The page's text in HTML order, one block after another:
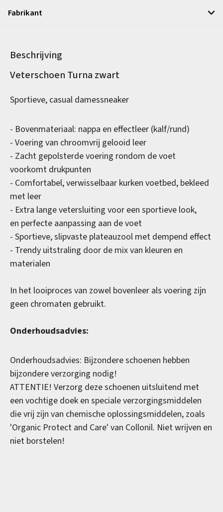
Fabrikant
Beschrijving
Productinformatie
Veterschoen Turna zwart
Sportieve, casual damessneaker
- Bovenmateriaal: nappa en effectleer (kalf/rund)
- Voering van chroomvrij gelooid leer
- Zacht gepolsterde voering rondom de voet
voorkomt drukpunten
- Comfortabel, verwisselbaar kurken voetbed, bekleed
met leer
- Extra lange vetersluiting voor een sportieve look,
en perfecte aanpassing aan de voet
- Sportieve, slipvaste plateauzool met dempend effect
- Trendy uitstraling door de mix van kleuren en
materialen
In het looiproces van zowel bovenleer als voering zijn
geen chromaten gebruikt.
Onderhoudsadvies:
Onderhoudsadvies: Bijzondere schoenen hebben
bijzondere verzorging nodig!
ATTENTIE! Verzorg deze schoenen uitsluitend met
een vochtige doek en speciale verzorgingsmiddelen
die vrij zijn van chemische oplossingsmiddelen, zoals
'Organic Protect and Care' van Collonil. Niet wrijven en
niet borstelen!